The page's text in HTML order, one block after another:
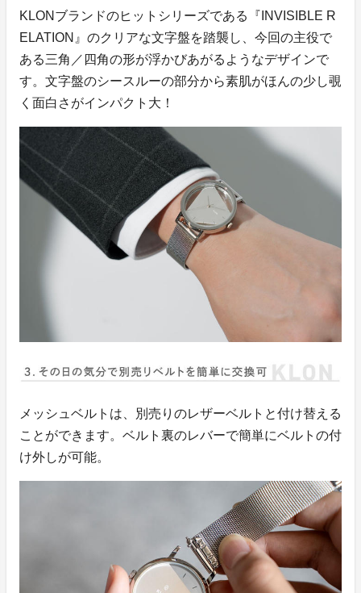
KLONブランドのヒットシリーズである『INVISIBLE R
ELATION』のクリアな文字盤を踏襲し、今回の主役で
ある三角／四角の形が浮かびあがるようなデザインで
す。文字盤のシースルーの部分から素肌がほんの少し覗
く面白さがインパクト大！
メッシュベルトは、別売りのレザーベルトと付け替える
ことができます。ベルト裏のレバーで簡単にベルトの付
け外しが可能。